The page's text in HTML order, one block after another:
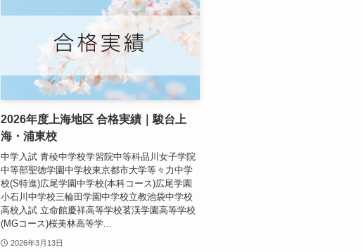
2026年度上海地区 合格実績｜駿台上
海・浦東校
中学入試 青稜中学校学習院中等科品川女子学院
中等部聖徳学園中学校東京都市大学等々力中学
校(S特進)広尾学園中学校(本科コース)広尾学園
小石川中学校三輪田学園中学校立教池袋中学校
高校入試 立命館慶祥高等学校茗渓学園高等学校
(MGコース)桜美林高等学...
2026年3月13日